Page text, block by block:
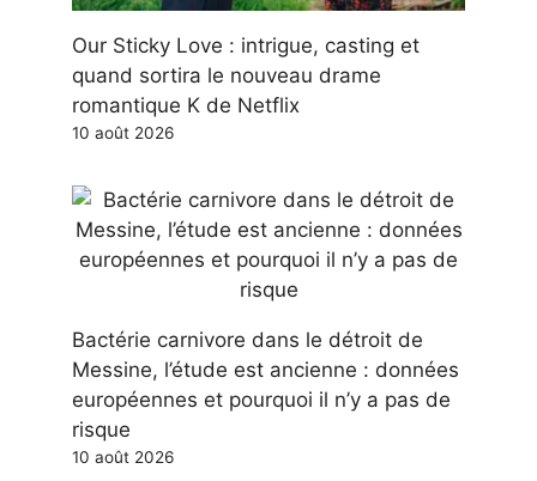
Our Sticky Love : intrigue, casting et
quand sortira le nouveau drame
romantique K de Netflix
10 août 2026
Bactérie carnivore dans le détroit de
Messine, l’étude est ancienne : données
européennes et pourquoi il n’y a pas de
risque
10 août 2026